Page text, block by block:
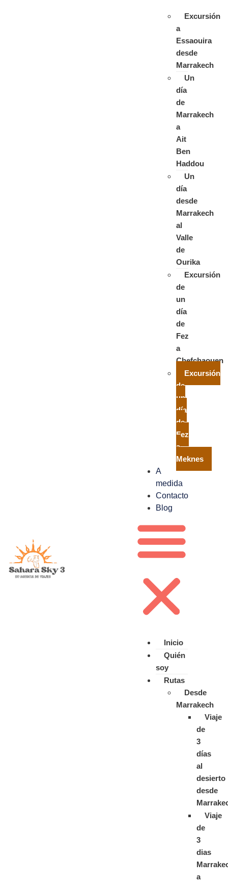
Excursión
a
Essaouira
desde
Marrakech
Un
día
de
Marrakech
a
Ait
Ben
Haddou
Un
día
desde
Marrakech
al
Valle
de
Ourika
Excursión
de
un
día
de
Fez
a
Chefchaouen
Excursión
de
un
día
de
Fez
a
Meknes
A
medida
Contacto
Blog
Inicio
Quién
soy
Rutas
Desde
Marrakech
Viaje
de
3
días
al
desierto
desde
Viaje
de
3
dias
a